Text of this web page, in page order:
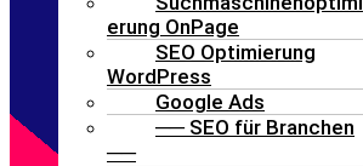
erung OnPage
SEO Optimierung
WordPress
Google Ads
── SEO für Branchen
──